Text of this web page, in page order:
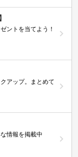
ントを当てよう！
アップ。まとめて
情報を掲載中